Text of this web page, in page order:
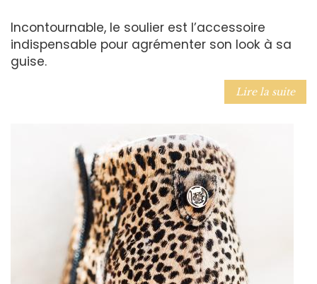
Incontournable, le soulier est l’accessoire
indispensable pour agrémenter son look à sa
guise.
Lire la suite